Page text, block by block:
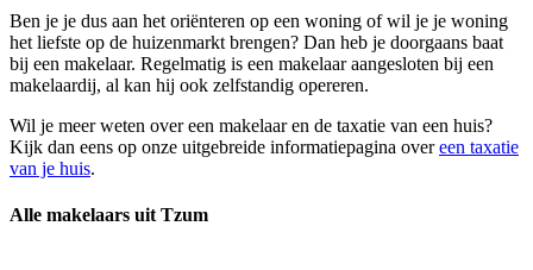
Ben je je dus aan het oriënteren op een woning of wil je je woning
het liefste op de huizenmarkt brengen? Dan heb je doorgaans baat
bij een makelaar. Regelmatig is een makelaar aangesloten bij een
makelaardij, al kan hij ook zelfstandig opereren.
Wil je meer weten over een makelaar en de taxatie van een huis?
Kijk dan eens op onze uitgebreide informatiepagina overeen taxatie
van je huis.
Alle makelaars uit Tzum